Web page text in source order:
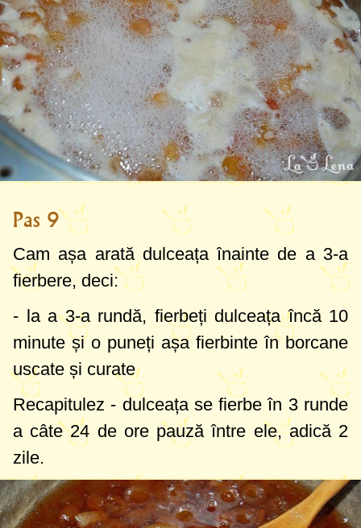
Pas 9
Cam așa arată dulceața înainte de a 3-a
fierbere, deci:
- la a 3-a rundă, fierbeți dulceața încă 10
minute și o puneți așa fierbinte în borcane
uscate și curate
Recapitulez - dulceața se fierbe în 3 runde
a câte 24 de ore pauză între ele, adică 2
zile.